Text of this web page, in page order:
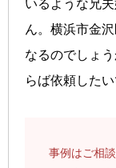
いるような兄
ん。横浜市金
なるのでしょ
らば依頼したい
事例はご相